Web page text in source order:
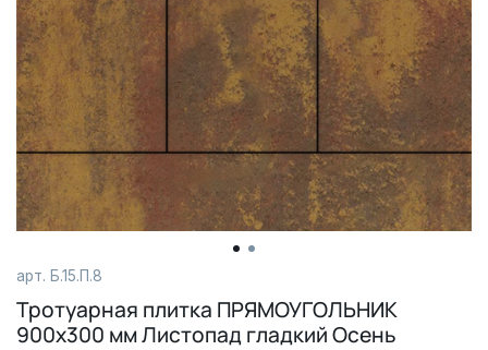
арт. Б.15.П.8
Тротуарная плитка ПРЯМОУГОЛЬНИК
900х300 мм Листопад гладкий Осень